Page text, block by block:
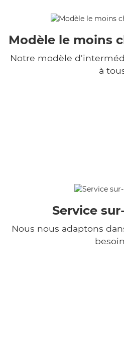
Modèle le moins
Notre modèle
à
Service
Nous nous adaptons